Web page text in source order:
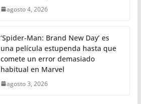
agosto 4, 2026
‘Spider-Man: Brand New Day’ es
una película estupenda hasta que
comete un error demasiado
habitual en Marvel
agosto 3, 2026